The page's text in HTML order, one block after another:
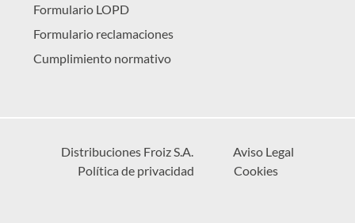
Formulario LOPD
Formulario reclamaciones
Cumplimiento normativo
Distribuciones Froiz S.A.
Aviso Legal
Política de privacidad
Cookies